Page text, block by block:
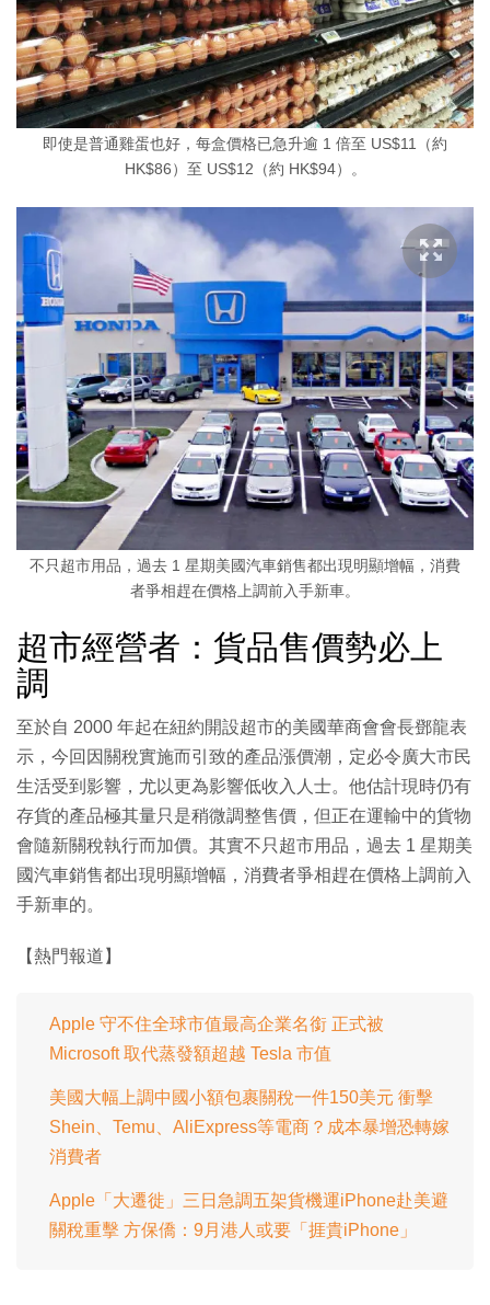
即使是普通雞蛋也好，每盒價格已急升逾 1 倍至 US$11（約
HK$86）至 US$12（約 HK$94）。
不只超市用品，過去 1 星期美國汽車銷售都出現明顯增幅，消費
者爭相趕在價格上調前入手新車。
超市經營者：貨品售價勢必上
調
至於自 2000 年起在紐約開設超市的美國華商會會長鄧龍表
示，今回因關稅實施而引致的產品漲價潮，定必令廣大市民
生活受到影響，尤以更為影響低收入人士。他估計現時仍有
存貨的產品極其量只是稍微調整售價，但正在運輸中的貨物
會隨新關稅執行而加價。其實不只超市用品，過去 1 星期美
國汽車銷售都出現明顯增幅，消費者爭相趕在價格上調前入
手新車的。
【熱門報道】
Apple 守不住全球市值最高企業名銜 正式被
Microsoft 取代蒸發額超越 Tesla 市值
美國大幅上調中國小額包裹關稅一件150美元 衝擊
Shein、Temu、AliExpress等電商？成本暴增恐轉嫁
消費者
Apple「大遷徙」三日急調五架貨機運iPhone赴美避
關稅重擊 方保僑：9月港人或要「捱貴iPhone」